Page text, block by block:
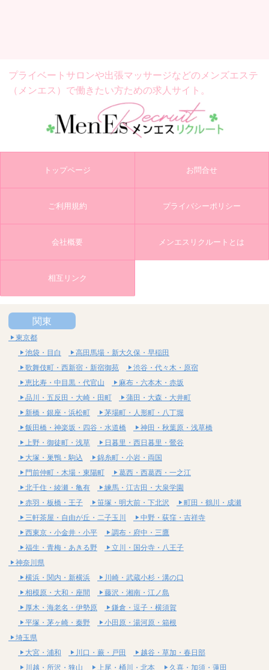
プライベートサロンや出張マッサージなどの メンズエステ
（メンエス）で働きたい方ための求人サイト。
トップページ お問合せ
ご利用規約 プライバシーポリシー
会社概要 メンエスリクルートとは
相互リンク
関東
東京都
池袋・目白
高田馬場・新大久保・早稲田
歌舞伎町・西新宿・新宿御苑
渋谷・代々木・原宿
恵比寿・中目黒・代官山
麻布・六本木・赤坂
品川・五反田・大崎・田町
蒲田・大森・大井町
新橋・銀座・浜松町
茅場町・人形町・八丁堀
飯田橋・神楽坂・四谷・水道橋
神田・秋葉原・浅草橋
上野・御徒町・浅草
日暮里・西日暮里・鶯谷
大塚・巣鴨・駒込
錦糸町・小岩・両国
門前仲町・木場・東陽町
葛西・西葛西・一之江
北千住・綾瀬・亀有
練馬・江古田・大泉学園
赤羽・板橋・王子
笹塚・明大前・下北沢
町田・鶴川・成瀬
三軒茶屋・自由が丘・二子玉川
中野・荻窪・吉祥寺
西東京・小金井・小平
調布・府中・三鷹
福生・青梅・あきる野
立川・国分寺・八王子
神奈川県
横浜・関内・新横浜
川崎・武蔵小杉・溝の口
相模原・大和・座間
藤沢・湘南・江ノ島
厚木・海老名・伊勢原
鎌倉・逗子・横須賀
平塚・茅ヶ崎・秦野
小田原・湯河原・箱根
埼玉県
大宮・浦和
川口・蕨・戸田
越谷・草加・春日部
川越・所沢・狭山
上尾・桶川・北本 久喜・加須・蓮田